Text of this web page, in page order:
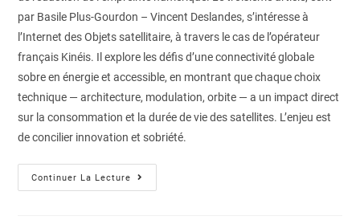
par Basile Plus-Gourdon – Vincent Deslandes, s’intéresse à
l’Internet des Objets satellitaire, à travers le cas de l’opérateur
français Kinéis. Il explore les défis d’une connectivité globale
sobre en énergie et accessible, en montrant que chaque choix
technique — architecture, modulation, orbite — a un impact direct
sur la consommation et la durée de vie des satellites. L’enjeu est
de concilier innovation et sobriété.
Continuer La Lecture